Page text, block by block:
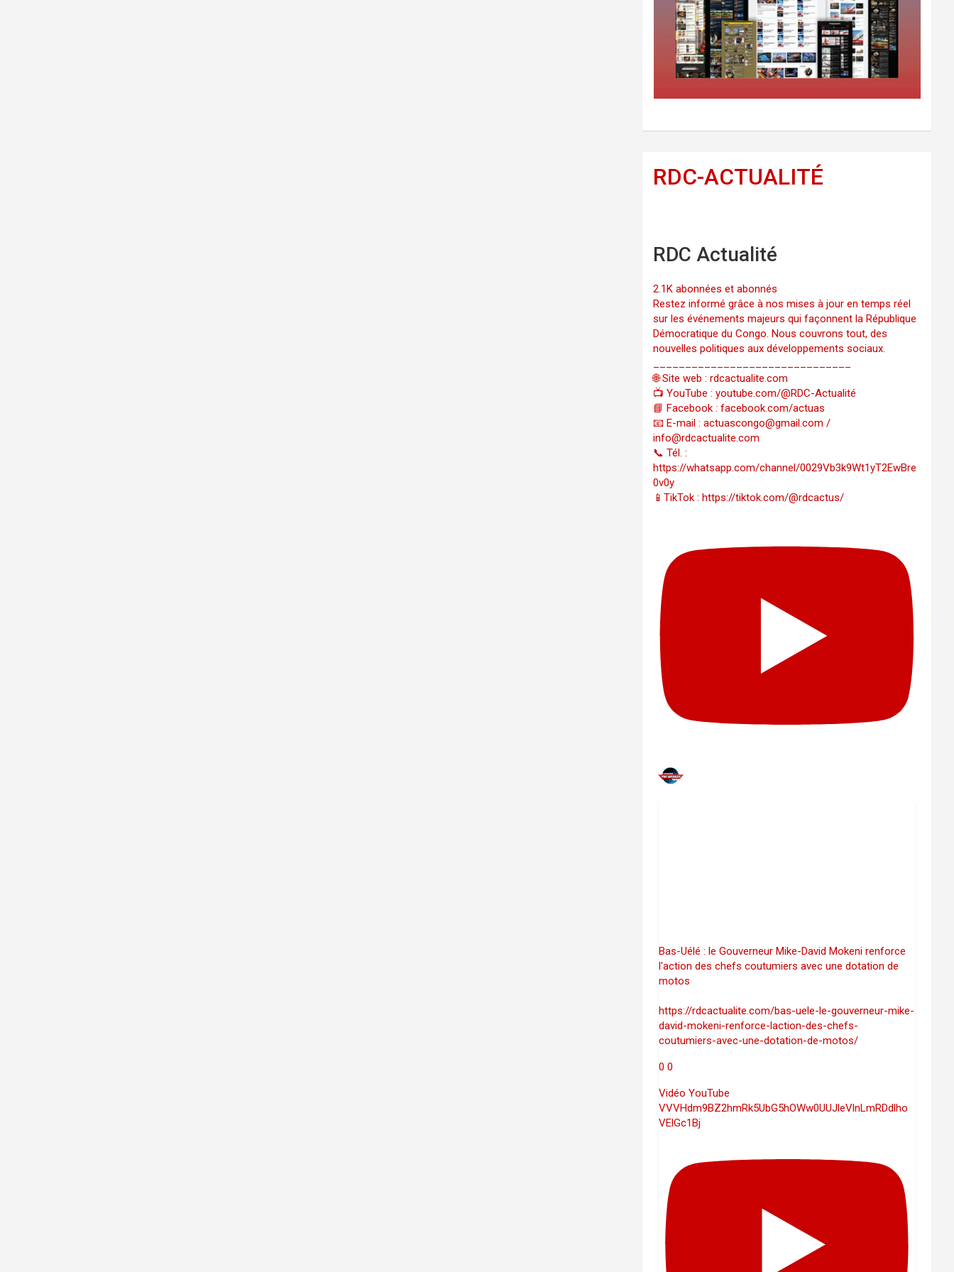
RDC-ACTUALITÉ
RDC Actualité
2.1K abonnées et abonnés
Restez informé grâce à nos mises à jour en temps réel
sur les événements majeurs qui façonnent la République
Démocratique du Congo. Nous couvrons tout, des
nouvelles politiques aux développements sociaux.
🌐 Site web : rdcactualite.com
📺 YouTube : youtube.com/@RDC-Actualité
📘 Facebook : facebook.com/actuas
📧 E-mail : actuascongo@gmail.com /
info@rdcactualite.com
📞 Tél. : ‪‪‪‪‪‪‪‪‪‪‪‪‪‪‪‪‪‪‪‪‪‪‪‪‪‪‪‪‪‪‪‪
https://whatsapp.com/channel/0029Vb3k9Wt1yT2EwBre
0v0y
📱TikTok : https://tiktok.com/@rdcactus/
Bas-Uélé : le Gouverneur Mike-David Mokeni renforce
l'action des chefs coutumiers avec une dotation de
motos
https://rdcactualite.com/bas-uele-le-gouverneur-mike-
david-mokeni-renforce-laction-des-chefs-
coutumiers-avec-une-dotation-de-motos/
0 0
Vidéo YouTube
VVVHdm9BZ2hmRk5UbG5hOWw0UUJleVlnLmRDdlho
VElGc1Bj